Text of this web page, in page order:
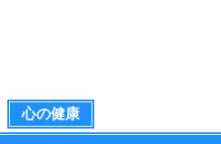
心の健康